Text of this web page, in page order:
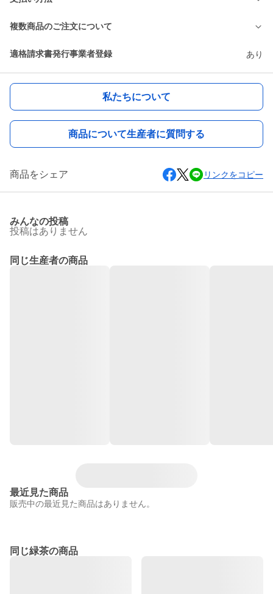
複数商品のご注文について
適格請求書発行事業者登録 あり
私たちについて
商品について生産者に質問する
商品をシェア リンクをコピー
みんなの投稿
投稿はありません
同じ生産者の商品
最近見た商品
販売中の最近見た商品はありません。
同じ緑茶の商品